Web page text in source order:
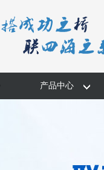
产品中心